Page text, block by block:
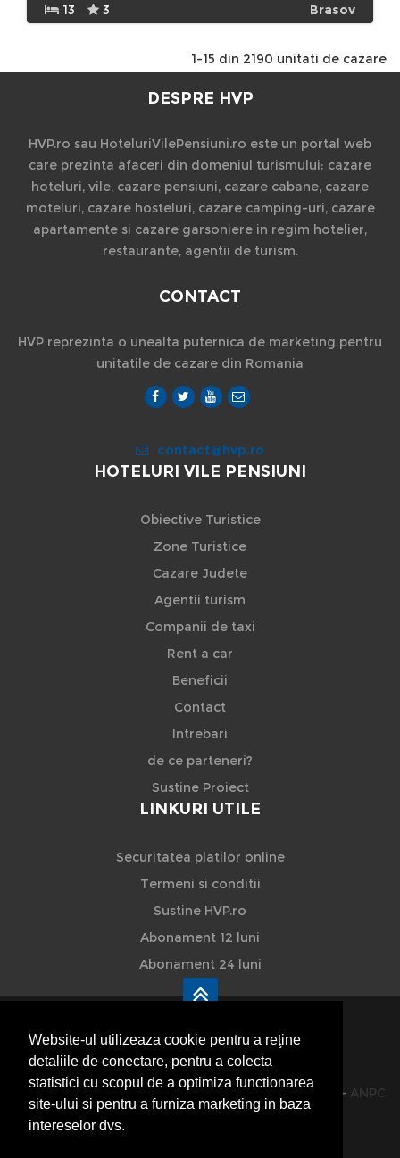
Website-ul utilizeaza cookie pentru a reţine
detaliile de conectare, pentru a colecta
statistici cu scopul de a optimiza functionarea
site-ului si pentru a furniza marketing in baza
intereselor dvs.
13 3 Brasov
1-15 din 2190 unitati de cazare
DESPRE HVP
HVP.ro sau HoteluriVilePensiuni.ro este un portal web
care prezinta afaceri din domeniul turismului: cazare
hoteluri, vile, cazare pensiuni, cazare cabane, cazare
moteluri, cazare hosteluri, cazare camping-uri, cazare
apartamente si cazare garsoniere in regim hotelier,
restaurante, agentii de turism.
CONTACT
HVP reprezinta o unealta puternica de marketing pentru
unitatile de cazare din Romania
contact@hvp.ro
HOTELURI VILE PENSIUNI
Obiective Turistice
Zone Turistice
Cazare Judete
Agentii turism
Companii de taxi
Rent a car
Beneficii
Contact
Intrebari
de ce parteneri?
Sustine Proiect
LINKURI UTILE
Securitatea platilor online
Termeni si conditii
Sustine HVP.ro
Abonament 12 luni
Abonament 24 luni
HVP - Hoteluri Vile Pensiuni
© 2014-2026 Powered byVilonMedia&TekaBility - ANPC
SOL